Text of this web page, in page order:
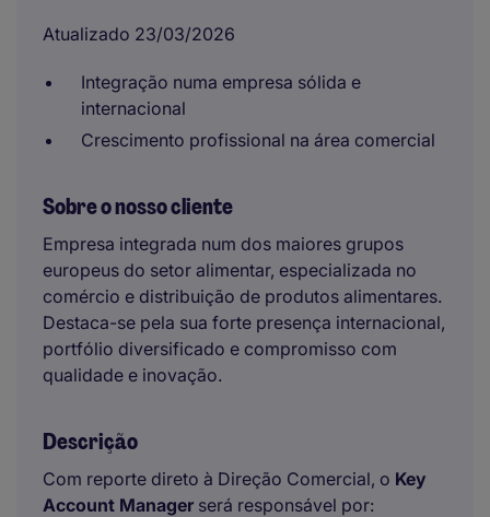
Atualizado 23/03/2026
Integração numa empresa sólida e
internacional
Crescimento profissional na área comercial
Sobre o nosso cliente
Empresa integrada num dos maiores grupos
europeus do setor alimentar, especializada no
comércio e distribuição de produtos alimentares.
Destaca-se pela sua forte presença internacional,
portfólio diversificado e compromisso com
qualidade e inovação.
Descrição
Com reporte direto à Direção Comercial, o Key
Account Manager será responsável por: